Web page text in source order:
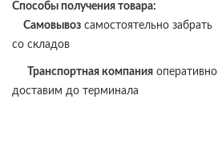
Способы получения товара:
Самовывоз самостоятельно забрать
со складов
Транспортная компания оперативно
доставим до терминала